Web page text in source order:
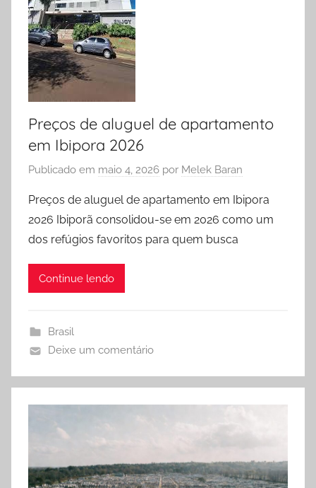
Preços de aluguel de apartamento
em Ibipora 2026
Publicado em maio 4, 2026 por Melek Baran
Preços de aluguel de apartamento em Ibipora
2026 Ibiporã consolidou-se em 2026 como um
dos refúgios favoritos para quem busca
Continue lendo
Brasil
Deixe um comentário